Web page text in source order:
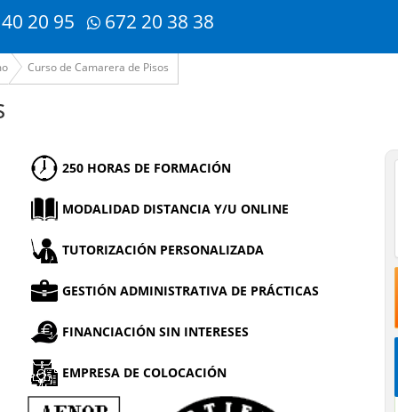
20 95 672 20 38 38
Curso de Camarera de Pisos
250 HORAS DE FORMACIÓN
MODALIDAD DISTANCIA Y/U ONLINE
TUTORIZACIÓN PERSONALIZADA
GESTIÓN ADMINISTRATIVA DE PRÁCTICAS
FINANCIACIÓN SIN INTERESES
EMPRESA DE COLOCACIÓN